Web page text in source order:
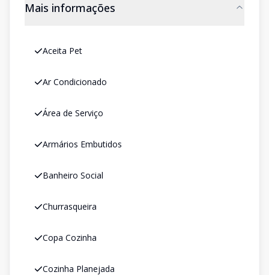
Mais informações
Aceita Pet
Ar Condicionado
Área de Serviço
Armários Embutidos
Banheiro Social
Churrasqueira
Copa Cozinha
Cozinha Planejada